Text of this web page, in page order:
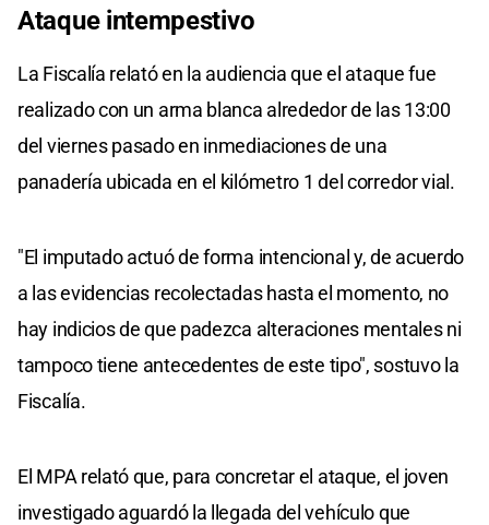
Ataque intempestivo
La Fiscalía relató en la audiencia que el ataque fue
realizado con un arma blanca alrededor de las 13:00
del viernes pasado en inmediaciones de una
panadería ubicada en el kilómetro 1 del corredor vial.
"El imputado actuó de forma intencional y, de acuerdo
a las evidencias recolectadas hasta el momento, no
hay indicios de que padezca alteraciones mentales ni
tampoco tiene antecedentes de este tipo", sostuvo la
Fiscalía.
El MPA relató que, para concretar el ataque, el joven
investigado aguardó la llegada del vehículo que